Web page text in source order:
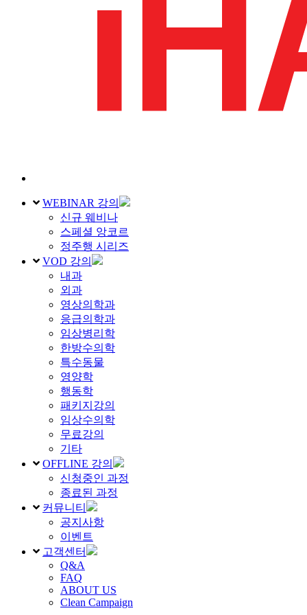
WEBINAR 강의
신규 웨비나
스페셜 앙코르
정주행 시리즈
VOD 강의
내과
외과
영상의학과
응급의학과
임상병리학
한방수의학
특수동물
영양학
행동학
패키지강의
임상수의학
무료강의
기타
OFFLINE 강의
신청중인 과정
종료된 과정
커뮤니티
공지사항
이벤트
고객센터
Q&A
FAQ
ABOUT US
Clean Campaign